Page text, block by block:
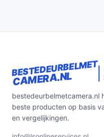
BESTEDEURBELMET
CAMERA.NL
bestedeurbelmetcamera.nl
beste producten op basis
en vergelijkingen.